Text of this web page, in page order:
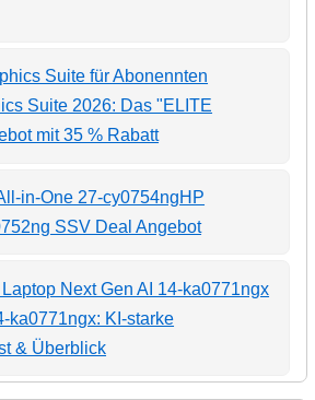
Suite 2026: Das "ELITE
mit 35 % Rabatt
HP
SSV Deal Angebot
ka0771ngx: KI-starke
& Überblick